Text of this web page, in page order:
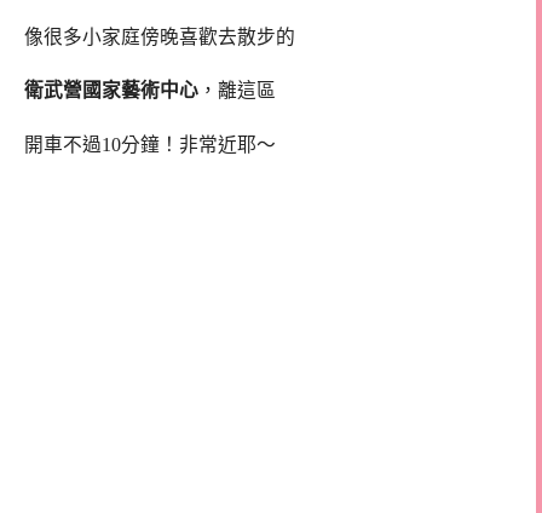
像很多小家庭傍晚喜歡去散步的
衛武營國家藝術中心 ，離這區
開車不過10分鐘！非常近耶～